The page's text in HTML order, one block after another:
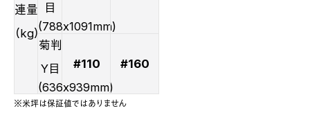
連量
（kg）
目
(788x1091mm)
菊判
Y目
(636x939mm)
#110 #160
※米坪は保証値ではありません